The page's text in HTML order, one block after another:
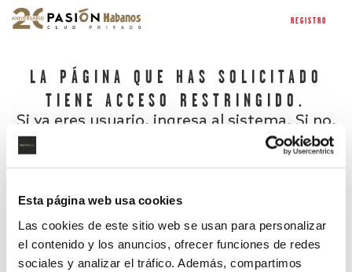
Esta página web usa cookies
Las cookies de este sitio web se usan para personalizar
el contenido y los anuncios, ofrecer funciones de redes
sociales y analizar el tráfico. Además, compartimos
REGISTRO
LA PÁGINA QUE HAS SOLICITADO
TIENE ACCESO RESTRINGIDO.
Si ya eres usuario, ingresa al sistema. Si no,